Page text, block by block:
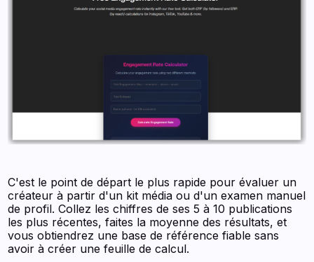
C'est le point de départ le plus rapide pour évaluer un
créateur à partir d'un kit média ou d'un examen manuel
de profil. Collez les chiffres de ses 5 à 10 publications
les plus récentes, faites la moyenne des résultats, et
vous obtiendrez une base de référence fiable sans
avoir à créer une feuille de calcul.